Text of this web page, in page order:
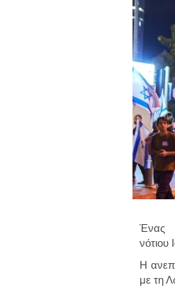
Ένας
νότιου
Η
με τη